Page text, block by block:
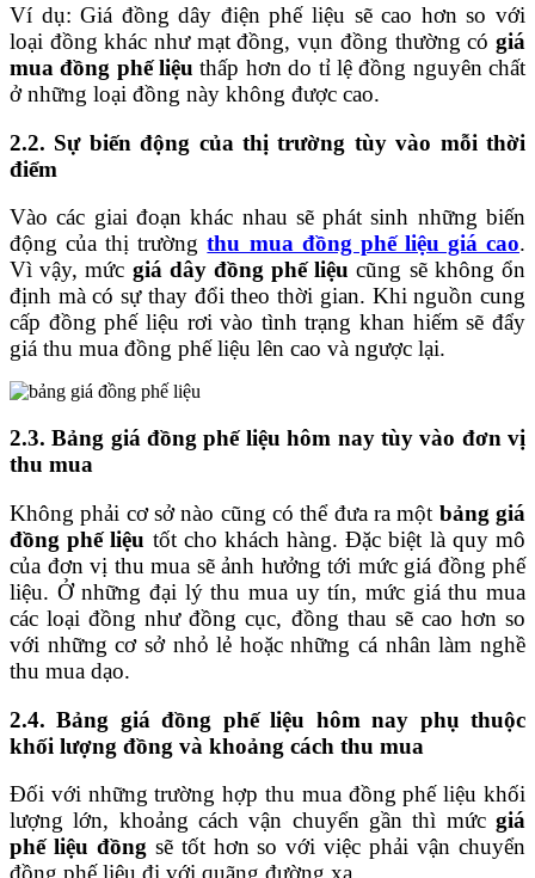
Ví dụ: Giá đồng dây điện phế liệu sẽ cao hơn so với
loại đồng khác như mạt đồng, vụn đồng thường có giá
mua đồng phế liệu thấp hơn do tỉ lệ đồng nguyên chất
ở những loại đồng này không được cao.
2.2. Sự biến động của thị trường tùy vào mỗi thời
điểm
Vào các giai đoạn khác nhau sẽ phát sinh những biến
động của thị trườngthu mua đồng phế liệu giá cao.
Vì vậy, mức giá dây đồng phế liệu cũng sẽ không ổn
định mà có sự thay đổi theo thời gian. Khi nguồn cung
cấp đồng phế liệu rơi vào tình trạng khan hiếm sẽ đẩy
giá thu mua đồng phế liệu lên cao và ngược lại.
2.3. Bảng giá đồng phế liệu hôm nay tùy vào đơn vị
thu mua
Không phải cơ sở nào cũng có thể đưa ra một bảng giá
đồng phế liệu tốt cho khách hàng. Đặc biệt là quy mô
của đơn vị thu mua sẽ ảnh hưởng tới mức giá đồng phế
liệu. Ở những đại lý thu mua uy tín, mức giá thu mua
các loại đồng như đồng cục, đồng thau sẽ cao hơn so
với những cơ sở nhỏ lẻ hoặc những cá nhân làm nghề
thu mua dạo.
2.4. Bảng giá đồng phế liệu hôm nay phụ thuộc
khối lượng đồng và khoảng cách thu mua
Đối với những trường hợp thu mua đồng phế liệu khối
lượng lớn, khoảng cách vận chuyển gần thì mức giá
phế liệu đồngsẽ tốt hơn so với việc phải vận chuyển
đồng phế liệu đi với quãng đường xa.